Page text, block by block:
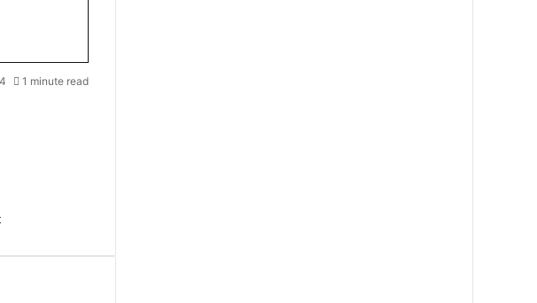
4 1 minute read